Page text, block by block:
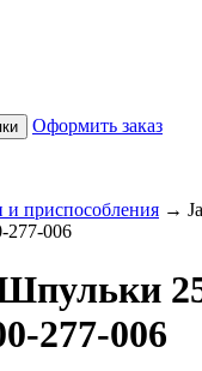
Оформить заказ
и приспособления →
277-006
277-006